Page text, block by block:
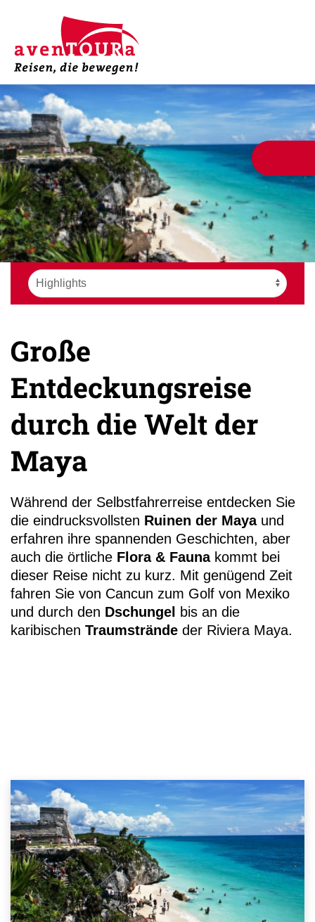
Große
Entdeckungsreise
durch die Welt der
Maya
Während der Selbstfahrerreise entdecken Sie
die eindrucksvollsten Ruinen der Mayaund
erfahren ihre spannenden Geschichten, aber
auch die örtliche Flora & Faunakommt bei
dieser Reise nicht zu kurz. Mit genügend Zeit
fahren Sie von Cancun zum Golf von Mexiko
und durch den Dschungel bis an die
karibischen Traumstrände der Riviera Maya.